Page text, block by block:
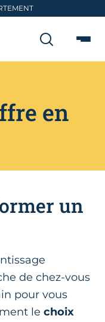
en
un
de chez-vous
pour vous
le choix